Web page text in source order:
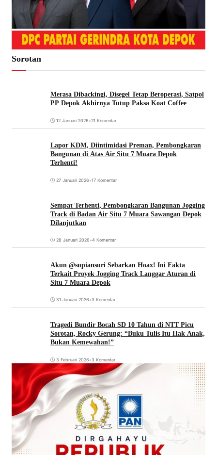
Sorotan
Merasa Dibackingi, Disegel Tetap Beroperasi, Satpol
PP Depok Akhirnya Tutup Paksa Koat Coffee
12 Januari 2026•21 Komentar
Lapor KDM, Diintimidasi Preman, Pembongkaran
Bangunan di Atas Air Situ 7 Muara Depok
Terhenti!
27 Januari 2026•17 Komentar
Sempat Terhenti, Pembongkaran Bangunan Jogging
Track di Badan Air Situ 7 Muara Sawangan Depok
Dilanjutkan
28 Januari 2026•4 Komentar
Akun @supiansuri Sebarkan Hoax! Ini Fakta
Terkait Proyek Jogging Track Langgar Aturan di
Situ 7 Muara Depok
31 Januari 2026•3 Komentar
Tragedi Bundir Bocah SD 10 Tahun di NTT Picu
Sorotan, Rocky Gerung: “Buku Tulis Itu Hak Anak,
Bukan Kemewahan!”
3 Februari 2026•3 Komentar